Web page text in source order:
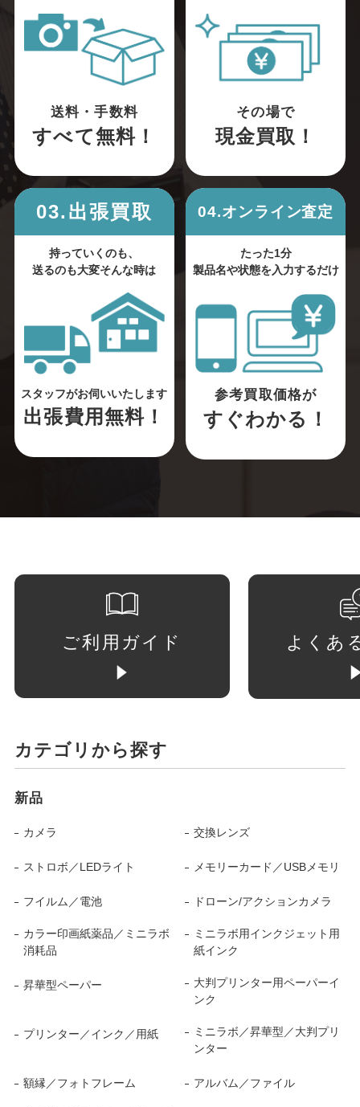
送料・手数料
すべて無料！
その場で
現金買取！
03.出張買取
持っていくのも、
送るのも大変そんな時は
スタッフがお伺いいたします
出張費用無料！
04.オンライン査定
たった1分
製品名や状態を入力するだけ
参考買取価格が
すぐわかる！
ご利用ガイド よくあ
カテゴリから探す
新品
カメラ 交換レンズ
ストロボ／LEDライト メモリーカード／USBメモリ
フイルム／電池 ドローン/アクションカメラ
カラー印画紙薬品／ミニラボ
消耗品
ミニラボ用インクジェット用
紙インク
昇華型ペーパー
大判プリンター用ペーパーイ
ンク
プリンター／インク／用紙
ミニラボ／昇華型／大判プリ
ンター
額縁／フォトフレーム アルバム／ファイル